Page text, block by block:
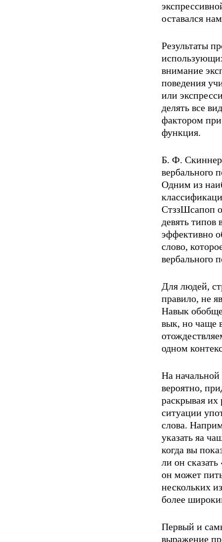
оставался
Результаты
внимание
поведения
или
делять все
фактором при
функция.
Б. Ф. Скиннер
вербального
Одним из
СтззШсапоп
девять типов
эффек­тивно
слово,
вербального
Для людей,
правило, не
Навык
вык, но чаще
одном
На начальной
вероятно,
раскрывая их
ситуации
слова.
указать яа
когда вы
ли он
он может
нескольких
более
Первый и
выражение